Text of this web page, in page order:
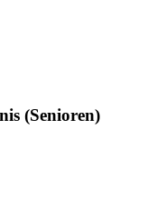
(Senioren)